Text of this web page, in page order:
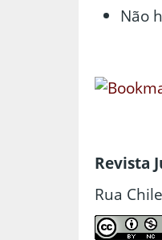
Não
Revista
Rua